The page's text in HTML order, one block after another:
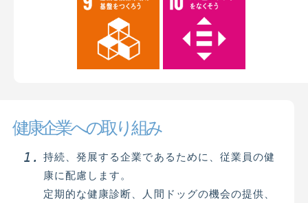
健康企業への取り組み
持続、発展する企業であるために、従業員の健
康に配慮します。
定期的な健康診断、人間ドッグの機会の提供、